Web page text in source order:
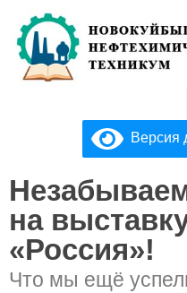
Версия
на
«Россия»!
Что мы ещё